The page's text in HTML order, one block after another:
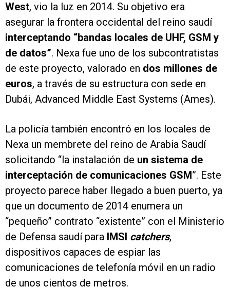
West, vio la luz en 2014. Su objetivo era
asegurar la frontera occidental del reino saudí
interceptando “bandas locales de UHF, GSM y
de datos”. Nexa fue uno de los subcontratistas
de este proyecto, valorado en dos millones de
euros, a través de su estructura con sede en
Dubái, Advanced Middle East Systems (Ames).
La policía también encontró en los locales de
Nexa un membrete del reino de Arabia Saudí
solicitando “la instalación de un sistema de
interceptación de comunicaciones GSM”. Este
proyecto parece haber llegado a buen puerto, ya
que un documento de 2014 enumera un
“pequeño” contrato “existente” con el Ministerio
de Defensa saudí para IMSI catchers,
dispositivos capaces de espiar las
comunicaciones de telefonía móvil en un radio
de unos cientos de metros.